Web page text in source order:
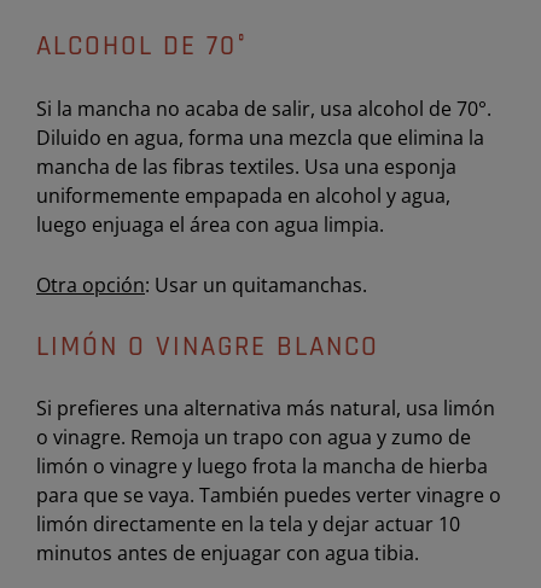
ALCOHOL DE 70°
Si la mancha no acaba de salir, usa alcohol de 70°.
Diluido en agua, forma una mezcla que elimina la
mancha de las fibras textiles. Usa una esponja
uniformemente empapada en alcohol y agua,
luego enjuaga el área con agua limpia.
Otra opción: Usar un quitamanchas.
LIMÓN O VINAGRE BLANCO
Si prefieres una alternativa más natural, usa limón
o vinagre. Remoja un trapo con agua y zumo de
limón o vinagre y luego frota la mancha de hierba
para que se vaya. También puedes verter vinagre o
limón directamente en la tela y dejar actuar 10
minutos antes de enjuagar con agua tibia.